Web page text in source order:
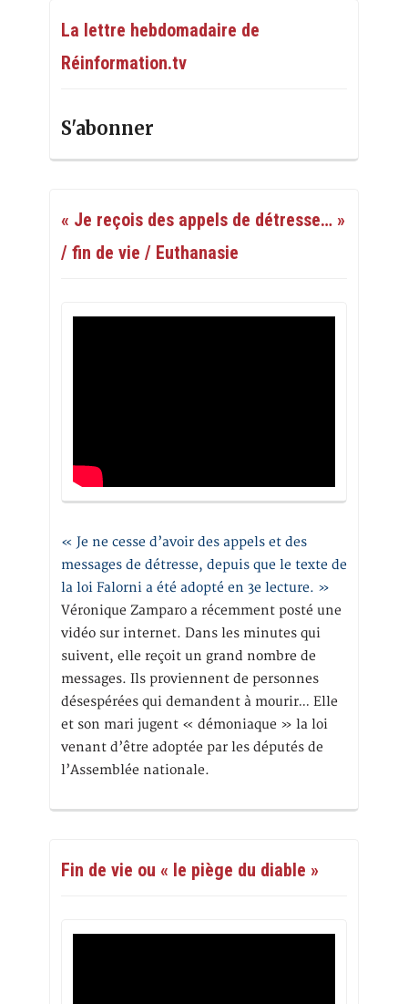
La lettre hebdomadaire de
Réinformation.tv
S'abonner
« Je reçois des appels de détresse… »
/ fin de vie / Euthanasie
« Je ne cesse d’avoir des appels et des
messages de détresse, depuis que le texte de
la loi Falorni a été adopté en 3e lecture. »
Véronique Zamparo a récemment posté une
vidéo sur internet. Dans les minutes qui
suivent, elle reçoit un grand nombre de
messages. Ils proviennent de personnes
désespérées qui demandent à mourir… Elle
et son mari jugent « démoniaque » la loi
venant d’être adoptée par les députés de
l’Assemblée nationale.
Fin de vie ou « le piège du diable »